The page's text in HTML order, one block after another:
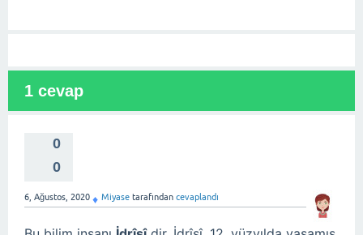
1 cevap
0
0
6, Ağustos, 2020 ♦ Miyase tarafından cevaplandı